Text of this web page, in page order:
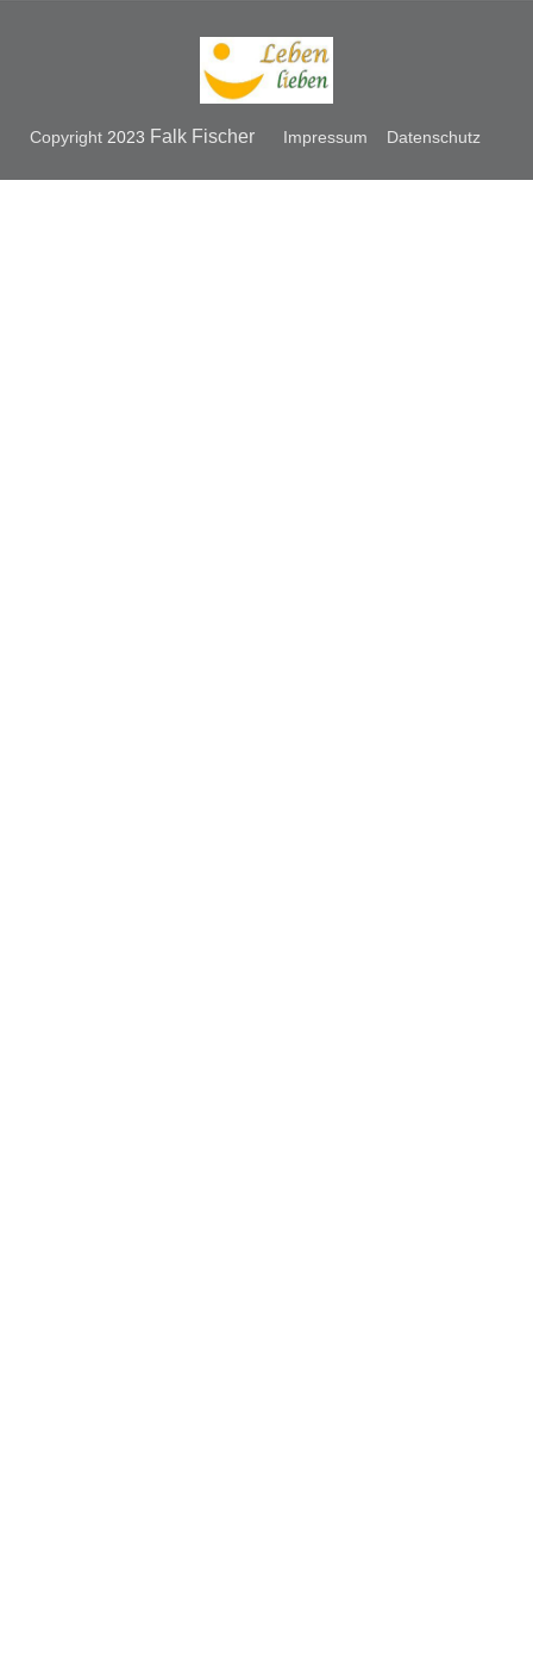
Copyright 2023 Falk Fischer Impressum Datenschutz